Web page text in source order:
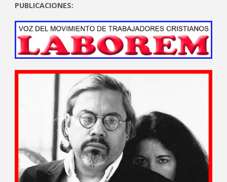
PUBLICACIONES: